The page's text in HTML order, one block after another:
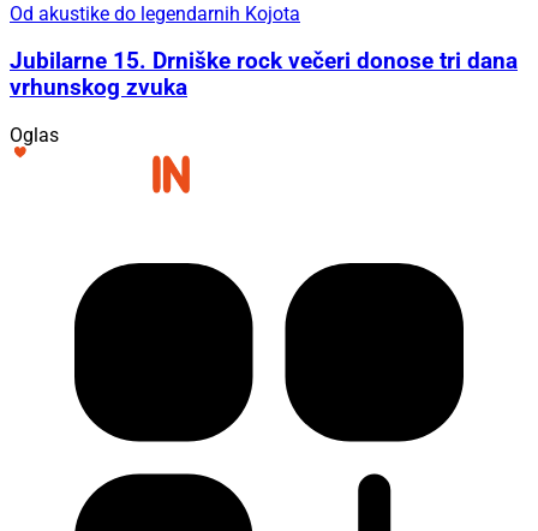
Od akustike do legendarnih Kojota
Jubilarne 15. Drniške rock večeri donose tri dana
vrhunskog zvuka
Oglas